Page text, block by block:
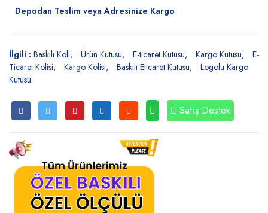
Depodan Teslim veya Adresinize Kargo
İlgili : Baskılı Koli Ürün Kutusu E-ticaret Kutusu Kargo Kutusu
E-
Ticaret Kolisi
Kargo Kolisi Baskılı Eticaret Kutusu
Logolu Kargo
Kutusu
Satış Destek